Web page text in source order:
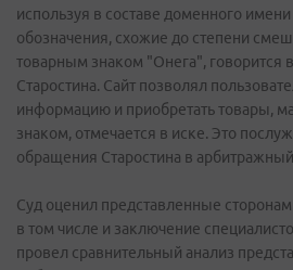
используя в составе доменного
обозначения, схожие до степени
товарным знаком "Онега", говорится
Старостина. Сайт позволял
информацию и приобретать товары,
знаком, отмечается в иске. Это
обращения Старостина в
Суд оценил представленные
в том числе и заключение
провел сравнительный анализ